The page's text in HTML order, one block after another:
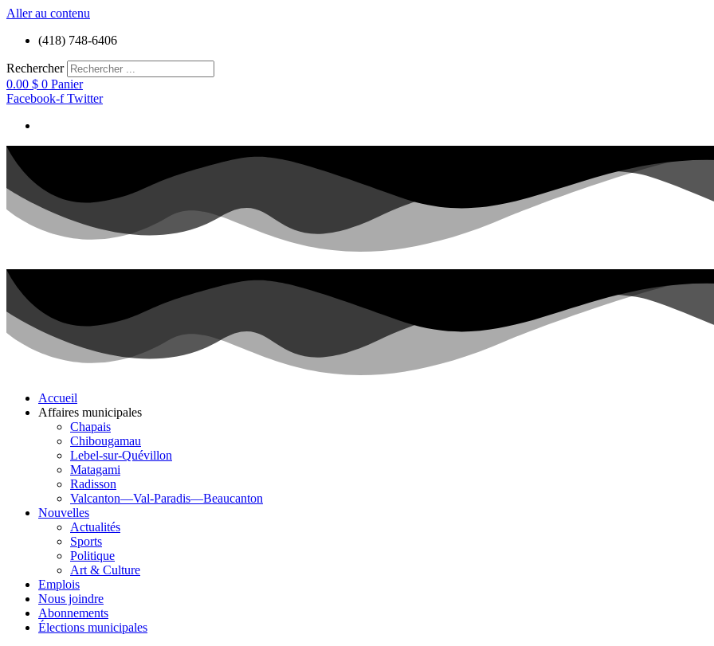
Aller au contenu
(418) 748-6406
Rechercher
0.00 $ 0 Panier
Facebook-f Twitter
Accueil
Affaires municipales
Chapais
Chibougamau
Lebel-sur-Quévillon
Matagami
Radisson
Valcanton—Val-Paradis—Beaucanton
Nouvelles
Actualités
Sports
Politique
Art & Culture
Emplois
Nous joindre
Abonnements
Élections municipales